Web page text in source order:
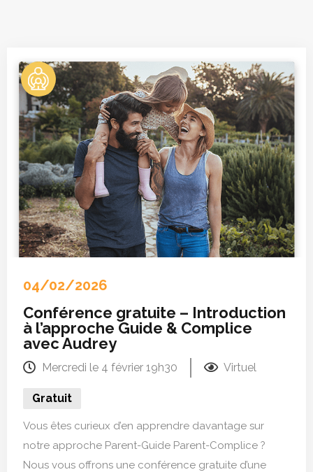
04/02/2026
Conférence gratuite – Introduction
à l’approche Guide & Complice
avec Audrey
Mercredi le 4 février 19h30 Virtuel
Gratuit
Vous êtes curieux d’en apprendre davantage sur
notre approche Parent-Guide Parent-Complice ?
Nous vous offrons une conférence gratuite d’une